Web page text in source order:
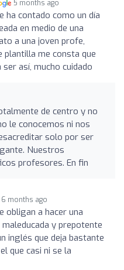
5 months ago
ha contado como un día
en medio de una
a una joven profe,
plantilla me consta que
así, mucho cuidado
de centro y no
le conocemos ni nos
solo por ser
Nuestros
profesores. En fin
6 months ago
obligan a hacer una
y prepotente
inglés que deja bastante
que casi ni se la